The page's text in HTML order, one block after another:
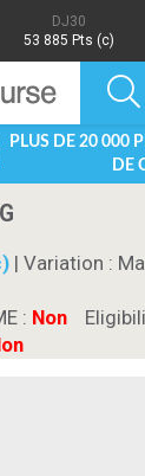
DJ30
53 885 Pts (c)
PLUS DE 20 000
DE
| Variation :
: Non